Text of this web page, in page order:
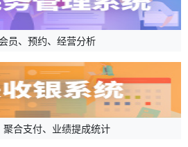
员、预约、经营分析
聚合支付、业绩提成统计